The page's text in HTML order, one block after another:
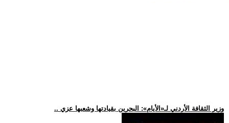
.. وزير الثقافة الأردني لـ«الأيام»: البحرين بقيادتها وشعبها عزي